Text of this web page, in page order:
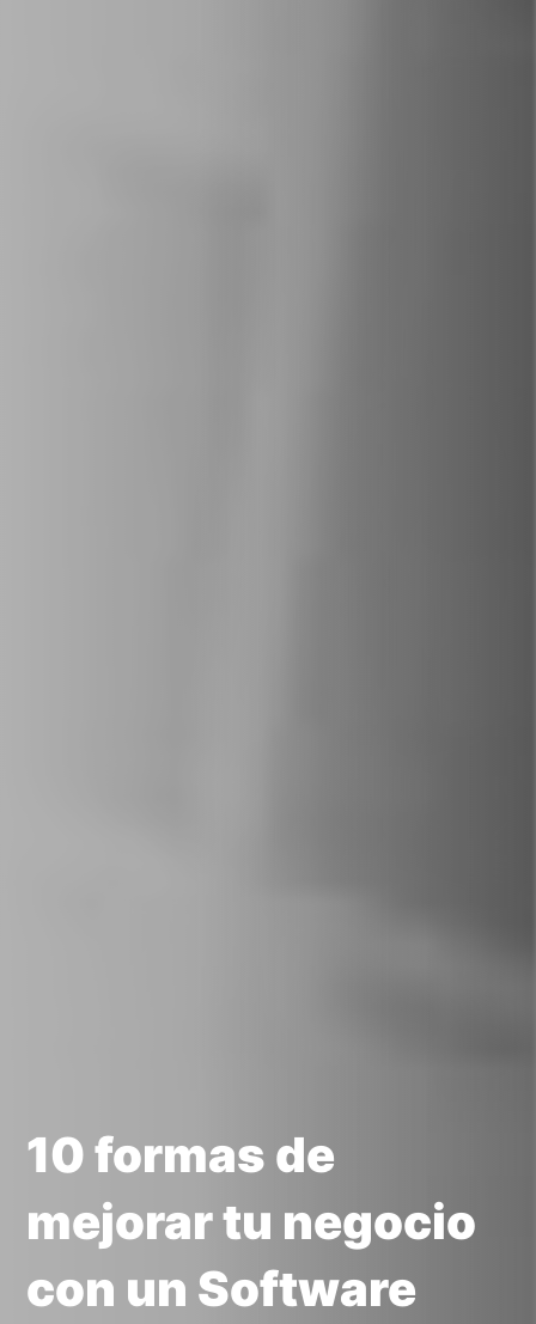
10 formas de
mejorar tu negocio
con un Software